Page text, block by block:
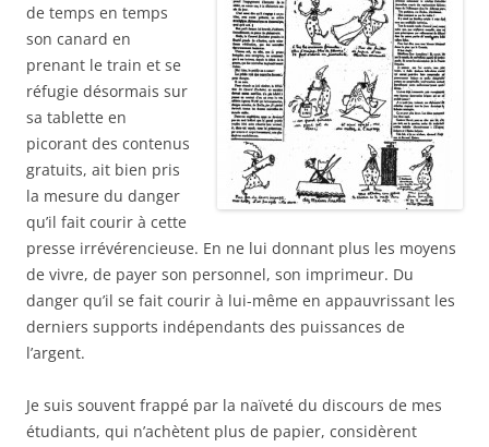
de temps en temps
son canard en
prenant le train et se
réfugie désormais sur
sa tablette en
picorant des contenus
gratuits, ait bien pris
la mesure du danger
qu’il fait courir à cette
presse irrévérencieuse. En ne lui donnant plus les moyens
de vivre, de payer son personnel, son imprimeur. Du
danger qu’il se fait courir à lui-même en appauvrissant les
derniers supports indépendants des puissances de
l’argent.
Je suis souvent frappé par la naïveté du discours de mes
étudiants, qui n’achètent plus de papier, considèrent